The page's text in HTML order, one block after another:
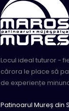
Locul ideal tuturor -
cărora le place să
de experiențe
Patinoarul Mureș din